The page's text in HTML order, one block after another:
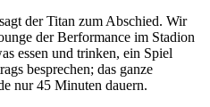
der Titan zum Abschied. Wir
der Berformance im Stadion
essen und trinken, ein Spiel
besprechen; das ganze
nur 45 Minuten dauern.